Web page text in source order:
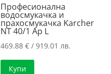
Професионална
водосмукачка и
прахосмукачка Karcher
NT 40/1 Ap L
469.88€ / 919.01 лв.
Купи